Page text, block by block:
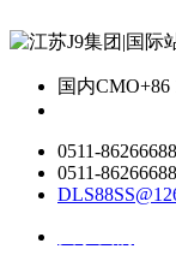
国内CMO+86
0511-86266688
0511-86266688